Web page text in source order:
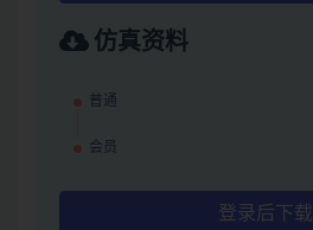
仿真资料
普通
会员
登录后下载